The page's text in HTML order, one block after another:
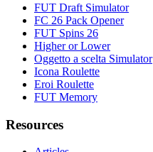
FUT Draft Simulator
FC 26 Pack Opener
FUT Spins 26
Higher or Lower
Oggetto a scelta Simulator
Icona Roulette
Eroi Roulette
FUT Memory
Resources